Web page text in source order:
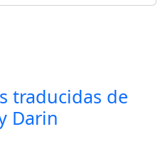
traducidas de
Darin